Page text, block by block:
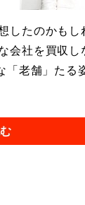
したのかもし
会社を買収
老舗」たる